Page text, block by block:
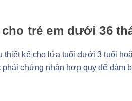
trẻ em dưới 36
kế cho lứa tuổi dưới 3 tuổi
chứng nhận hợp quy để đảm